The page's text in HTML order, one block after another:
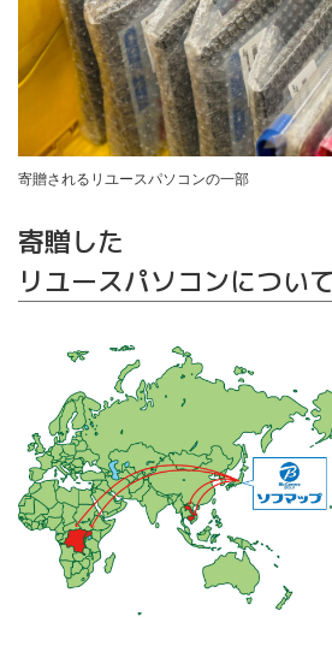
寄贈されるリユースパソコンの一部
寄贈した
リユースパソコンについて